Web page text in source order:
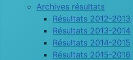
Archives résultats
Résultats 2012-2013
Résultats 2013-2014
Résultats 2014-2015
Résultats 2015-2016